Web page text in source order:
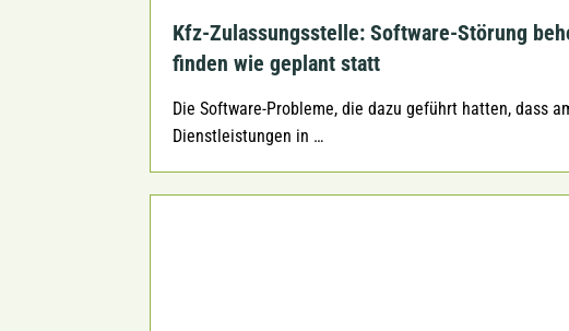
Kfz-Zulassungsstelle: Software-Störung
finden wie geplant statt
Die Software-Probleme, die dazu geführt hatten, dass
Dienstleistungen in …